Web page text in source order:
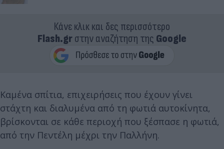
Κάνε κλικ και δες περισσότερο
Flash.grστην αναζήτηση της Google
Καμένα σπίτια, επιχειρήσεις που έχουν γίνει
στάχτη και διαλυμένα από τη φωτιά αυτοκίνητα,
βρίσκονται σε κάθε περιοχή που ξέσπασε η φωτιά,
από την Πεντέλη μέχρι την Παλλήνη.